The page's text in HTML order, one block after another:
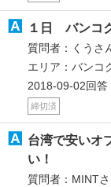
１日 バンコ
質問者：くうさ
エリア：バンコ
2018-09-02回答
締切済
台湾で安いオ
い！
質問者：MINT